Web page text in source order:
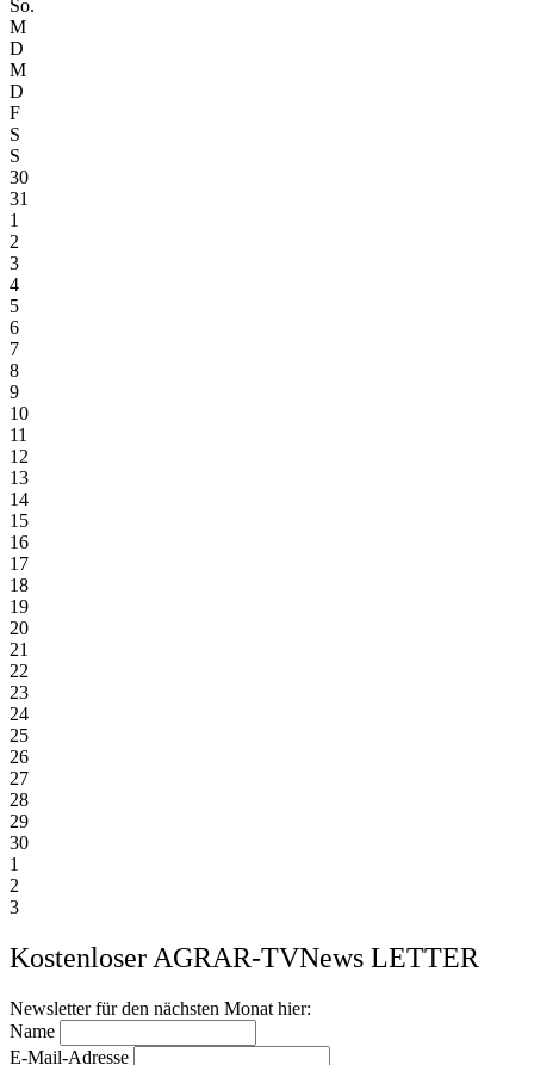
So.
M
D
M
D
F
S
S
30
31
1
2
3
4
5
6
7
8
9
10
11
12
13
14
15
16
17
18
19
20
21
22
23
24
25
26
27
28
29
30
1
2
3
Kostenloser AGRAR-TVNews LETTER
Newsletter für den nächsten Monat hier:
Name
E-Mail-Adresse